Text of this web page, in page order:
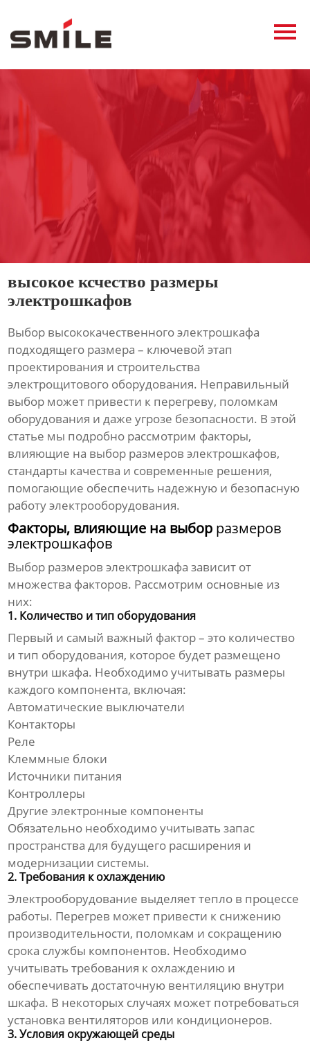
Продукция
О нас
Контакты
высокое ксчество размеры
электрошкафов
Выбор высококачественного электрошкафа
подходящего размера – ключевой этап
проектирования и строительства
электрощитового оборудования. Неправильный
выбор может привести к перегреву, поломкам
оборудования и даже угрозе безопасности. В этой
статье мы подробно рассмотрим факторы,
влияющие на выбор размеров электрошкафов,
стандарты качества и современные решения,
помогающие обеспечить надежную и безопасную
работу электрооборудования.
Факторы, влияющие на выбор размеров
электрошкафов
Выбор размеров электрошкафа зависит от
множества факторов. Рассмотрим основные из
них:
1. Количество и тип оборудования
Первый и самый важный фактор – это количество
и тип оборудования, которое будет размещено
внутри шкафа. Необходимо учитывать размеры
каждого компонента, включая:
Автоматические выключатели
Контакторы
Реле
Клеммные блоки
Источники питания
Контроллеры
Другие электронные компоненты
Обязательно необходимо учитывать запас
пространства для будущего расширения и
модернизации системы.
2. Требования к охлаждению
Электрооборудование выделяет тепло в процессе
работы. Перегрев может привести к снижению
производительности, поломкам и сокращению
срока службы компонентов. Необходимо
учитывать требования к охлаждению и
обеспечивать достаточную вентиляцию внутри
шкафа. В некоторых случаях может потребоваться
установка вентиляторов или кондиционеров.
3. Условия окружающей среды